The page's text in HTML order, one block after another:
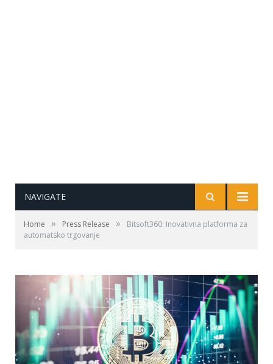
NAVIGATE
Home » Press Release »
Bitsoft360: Inovativna platforma za
automatsko trgovanje